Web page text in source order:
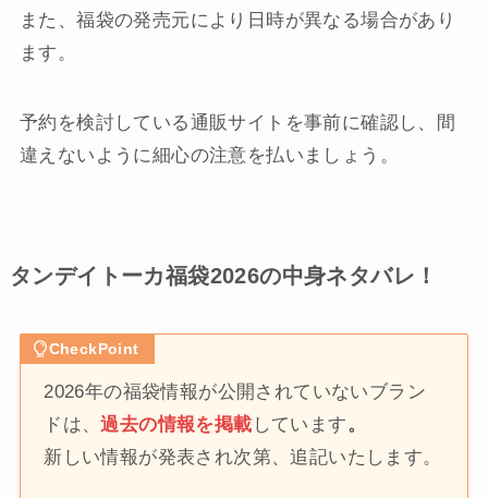
また、福袋の発売元により日時が異なる場合があり
ます。
予約を検討している通販サイトを事前に確認し、間
違えないように細心の注意を払いましょう。
タンデイトーカ福袋2026の中身ネタバレ！
CheckPoint
2026年の福袋情報が公開されていないブラン
ドは、過去の情報を掲載 しています。
新しい情報が発表され次第、追記いたします。